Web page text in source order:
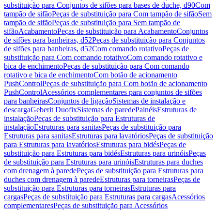
substituição para Conjuntos de sifões para bases de duche, d90Com
tampão de sifãoPeças de substituição para Com tampão de sifãoSem
tampão de sifãoPeças de substituição para Sem tampão de
sifãoAcabamentoPeças de substituição para AcabamentoConjuntos
de sifões para banheiras, d52Peças de substituição para Conjuntos
de sifões para banheiras, d52Com comando rotativoPeças de
substituição para Com comando rotativoCom comando rotativo e
bica de enchimentoPeças de substituição para Com comando
rotativo e bica de enchimentoCom botão de acionamento
PushControlPeças de substituição para Com botão de acionamento
PushControlAcessórios complementares para conjuntos de sifões
para banheirasConjuntos de ligaçãoSistemas de instalação e
descargaGeberit DuofixSistemas de paredePainéisEstruturas de
instalaçãoPeças de substituição para Estruturas de
instalaçãoEstruturas para sanitasPeças de substituição para
Estruturas para sanitasEstruturas para lavatóriosPeças de substituição
para Estruturas para lavatóriosEstruturas para bidésPeças de
substituição para Estruturas para bidésEstruturas para urinóisPeças
de substituição para Estruturas para urinóisEstruturas para duches
com drenagem à paredePeças de substituição para Estruturas para
duches com drenagem à paredeEstruturas para torneirasPeças de
substituição para Estruturas para torneirasEstruturas para
cargasPeças de substituição para Estruturas para cargasAcessórios
complementaresPeças de substituição para Acessórios